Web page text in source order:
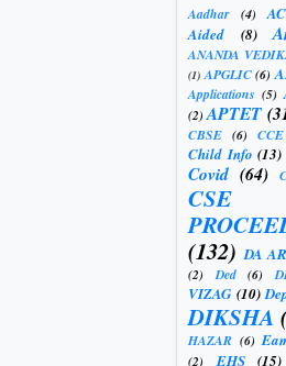
Aadhar (4)
Aided
(8)
ANANDA
(1) APGLIC (6)
Applications (5)
(2)APTET
CBSE (6) CCE
Child Info (13)
Covid (64)
CSE
(132) DA
(2) Ded (6)
VIZAG (10)
DIKSHA
HAZAR (6)
(2) EHS (15)